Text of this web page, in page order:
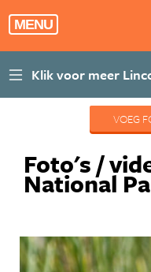
MENU
VOEG
Foto's /
National